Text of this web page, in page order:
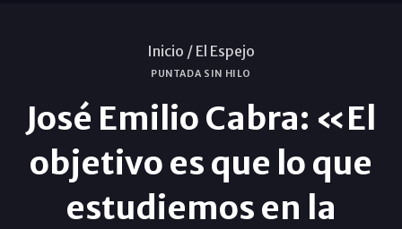
Inicio / El Espejo
PUNTADA SIN HILO
José Emilio Cabra: «El
objetivo es que lo que
estudiemos en la